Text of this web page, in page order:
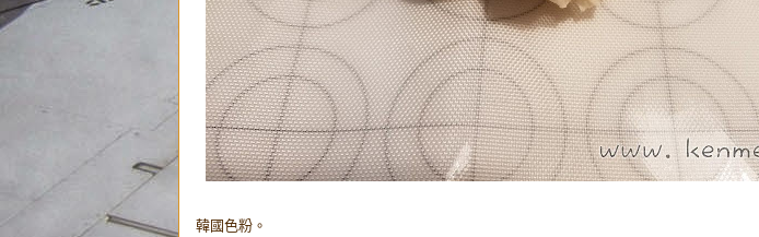
韓國色粉。